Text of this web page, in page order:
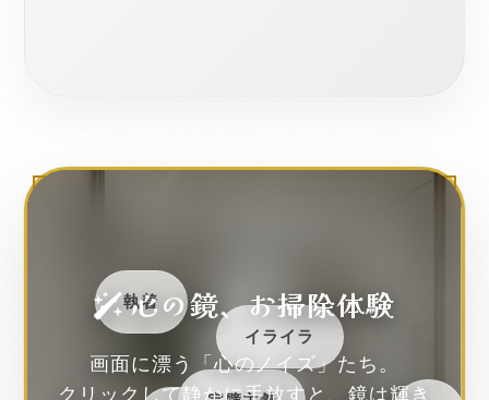
執着
イライラ
心の鏡、お掃除体験
画面に漂う「心のノイズ」たち。
クリックして静かに手放すと、鏡は輝き